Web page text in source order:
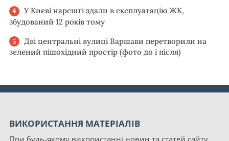
У Києві нарешті здали в експлуатацію ЖК,
збудований 12 років тому
Дві центральні вулиці Варшави перетворили на
зелений пішохідний простір (фото до і після)
ВИКОРИСТАННЯ МАТЕРІАЛІВ